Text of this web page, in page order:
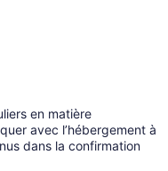
en matière
avec l’hébergement à
dans la confirmation